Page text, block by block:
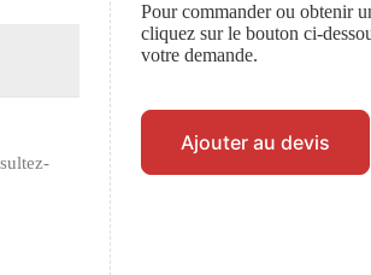
Pour commander ou obtenir
cliquez sur le bouton ci-
votre demande.
Ajouter au devis